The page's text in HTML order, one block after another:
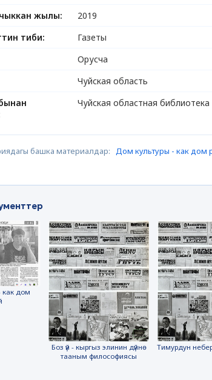
жылы:
2019
тиби:
Газеты
Орусча
Чуйская область
Чуйская областная библиотека
башка материалдар: Дом культуры - как дом
как дом
Боз үй - кыргыз элинин дүйнө
тааным философиясы
Тимурдун